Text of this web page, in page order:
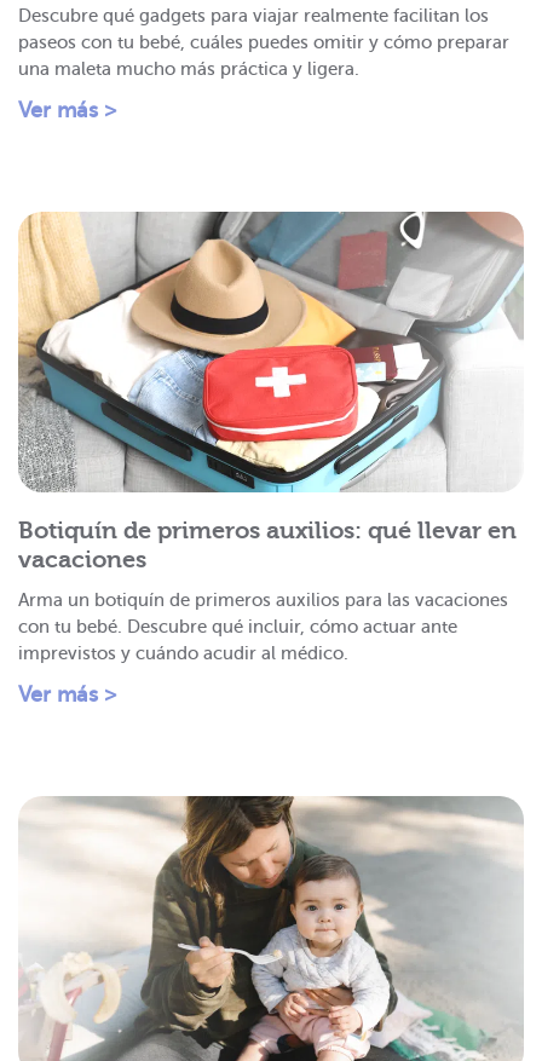
Descubre qué gadgets para viajar realmente facilitan los
paseos con tu bebé, cuáles puedes omitir y cómo preparar
una maleta mucho más práctica y ligera.
Ver más >
Botiquín de primeros auxilios: qué llevar en
vacaciones
Arma un botiquín de primeros auxilios para las vacaciones
con tu bebé. Descubre qué incluir, cómo actuar ante
imprevistos y cuándo acudir al médico.
Ver más >